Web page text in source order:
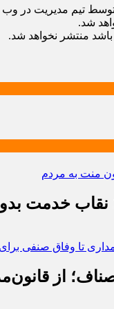
تیم مدیریت در
شد.
باشد منتشر نخواهد شد.
؛ نقاب خدمت
از